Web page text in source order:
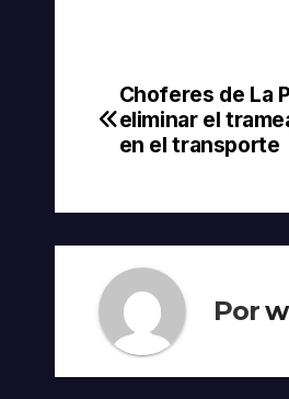
de
Choferes de La
eliminar el
en el transporte
Por